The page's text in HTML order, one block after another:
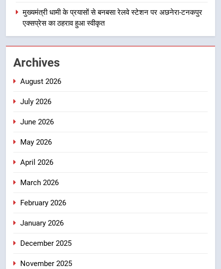
5
8
मुख्यमंत्री धामी के प्रयासों से बनबसा रेलवे स्टेशन पर अछनेरा-टनकपुर
एक्सप्रेस का ठहराव हुआ स्वीकृत
Archives
August 2026
July 2026
June 2026
May 2026
April 2026
March 2026
February 2026
January 2026
December 2025
November 2025